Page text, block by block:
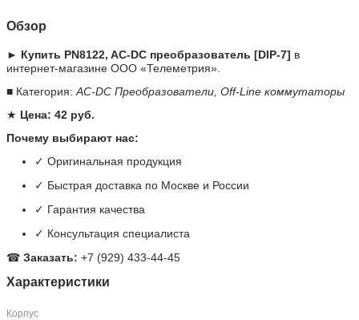
Обзор
► Купить PN8122, AC-DC преобразователь [DIP-7] в
интернет-магазине ООО «Телеметрия».
■ Категория:AC-DC Преобразователи, Off-Line коммутаторы
★ Цена: 42 руб.
Почему выбирают нас:
✓ Оригинальная продукция
✓ Быстрая доставка по Москве и России
✓ Гарантия качества
✓ Консультация специалиста
☎Заказать: +7 (929) 433-44-45
Характеристики
Корпус